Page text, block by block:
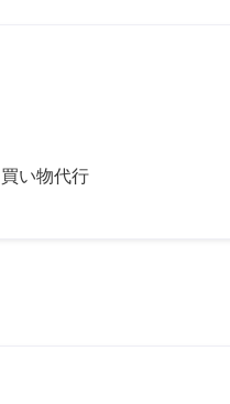
買い物代行